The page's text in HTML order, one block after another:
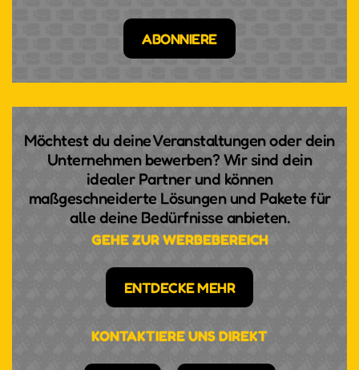
NAMEN: KLARINETTISTIN
ANDREA GÖTSCH
Sie ist jung und erfolgreich, aber sie ist vor allem
eines: extrem leidenschaftlich in allem, was sie tut.
Die Südtiroler Klarinettistin hat geschafft, was vor
ihr noch keiner Frau gelungen ist, nämlich ins
Klarinettenregister der Wiener Philharmoniker
aufgenommen zu werden. Daneben verwirklicht sie
gerade ihren Kindheitstraum vom Dirigieren und
spielt auch noch Fußball.
ABONNIERE
Möchtest du deine Veranstaltungen oder dein
Unternehmen bewerben? Wir sind dein
idealer Partner und können
maßgeschneiderte Lösungen und Pakete für
alle deine Bedürfnisse anbieten.
GEHE ZUR WERBEBEREICH
ENTDECKE MEHR
KONTAKTIERE UNS DIREKT